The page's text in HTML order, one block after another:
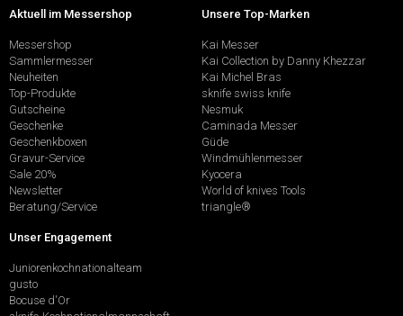
Aktuell im Messershop
Messershop
Sammlermesser
Neuheiten
Top-Produkte
Gutscheine
Geschenke
Geschenkboxen
Gravur-Service
Sale 20%
Newsletter
Beratung/Service
Unsere Top-Marken
Kai Messer
Kai Collection by Danny Khezzar
Kai Michel Bras
sknife swiss knife
Nesmuk
Caminada Messer
Güde
Windmühlenmesser
Kyocera
World of knives Tools
triangle®
Unser Engagement
Juniorenkochnationalteam
gusto
Bocuse d'Or